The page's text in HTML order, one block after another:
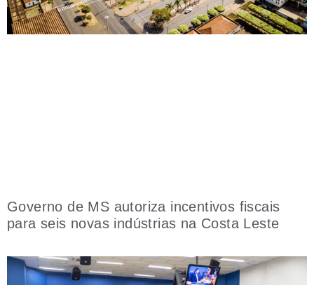
Governo de MS autoriza incentivos fiscais
para seis novas indústrias na Costa Leste